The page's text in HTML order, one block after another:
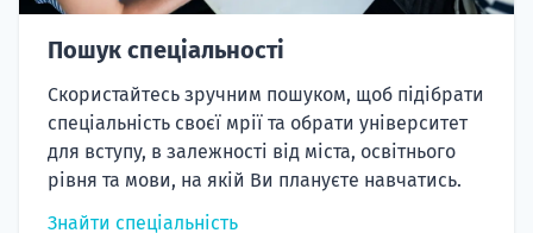
Пошук спеціальності
Скористайтесь зручним пошуком, щоб підібрати
спеціальність своєї мрії та обрати університет
для вступу, в залежності від міста, освітнього
рівня та мови, на якій Ви плануєте навчатись.
Знайти спеціальність